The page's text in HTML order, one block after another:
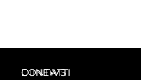
DIINEWS
CONTATTI